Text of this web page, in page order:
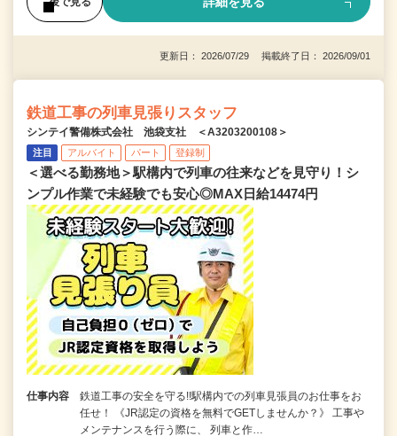
更新日： 2026/07/29 掲載終了日： 2026/09/01
鉄道工事の列車見張りスタッフ
シンテイ警備株式会社 池袋支社 ＜A3203200108＞
注目 アルバイト パート 登録制
＜選べる勤務地＞駅構内で列車の往来などを見守り！シ
ンプル作業で未経験でも安心◎MAX日給14474円
仕事内容
鉄道工事の安全を守る!!駅構内での列車見張員のお仕事をお
任せ！ 《JR認定の資格を無料でGETしませんか？》 工事や
メンテナンスを行う際に、 列車と作…